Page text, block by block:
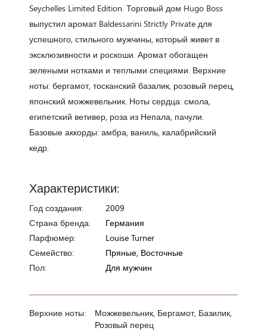
Seychelles Limited Edition. Торговый дом Hugo Boss
выпустил аромат Baldessarini Strictly Private для
успешного, стильного мужчины, который живет в
эксклюзивности и роскоши. Аромат обогащен
зелеными нотками и теплыми специями. Верхние
ноты: бергамот, тосканский базалик, розовый перец,
японский можжевельник. Ноты сердца: смола,
египетский ветивер, роза из Непала, пачули.
Базовые аккорды: амбра, ваниль, калабрийский
кедр.
Характеристики:
Год создания:
2009
Страна бренда:
Германия
Парфюмер:
Louise Turner
Семейство:
Пряные, Восточные
Пол:
Для мужчин
Верхние ноты:
Можжевельник, Бергамот, Базилик,
Розовый перец